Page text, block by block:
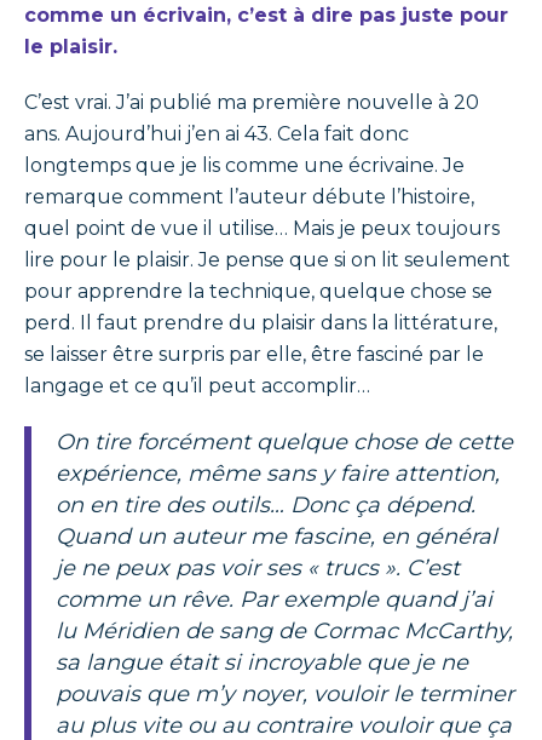
comme un écrivain, c’est à dire pas juste pour
le plaisir.
C’est vrai. J’ai publié ma première nouvelle à 20
ans. Aujourd’hui j’en ai 43. Cela fait donc
longtemps que je lis comme une écrivaine. Je
remarque comment l’auteur débute l’histoire,
quel point de vue il utilise… Mais je peux toujours
lire pour le plaisir. Je pense que si on lit seulement
pour apprendre la technique, quelque chose se
perd. Il faut prendre du plaisir dans la littérature,
se laisser être surpris par elle, être fasciné par le
langage et ce qu’il peut accomplir…
On tire forcément quelque chose de cette
expérience, même sans y faire attention,
on en tire des outils… Donc ça dépend.
Quand un auteur me fascine, en général
je ne peux pas voir ses « trucs ». C’est
comme un rêve. Par exemple quand j’ai
lu Méridien de sangde Cormac McCarthy,
sa langue était si incroyable que je ne
pouvais que m’y noyer, vouloir le terminer
au plus vite ou au contraire vouloir que ça